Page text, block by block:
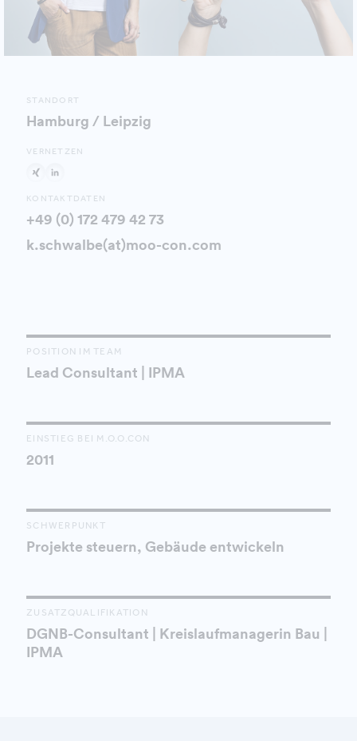
STANDORT
Hamburg / Leipzig
VERNETZEN
KONTAKTDATEN
+49 (0) 172 479 42 73
k.schwalbe(at)moo-con.com
POSITION IM TEAM
Lead Consultant | IPMA
EINSTIEG BEI M.O.O.CON
2011
SCHWERPUNKT
Projekte steuern, Gebäude entwickeln
ZUSATZQUALIFIKATION
DGNB-Consultant | Kreislaufmanagerin Bau |
IPMA